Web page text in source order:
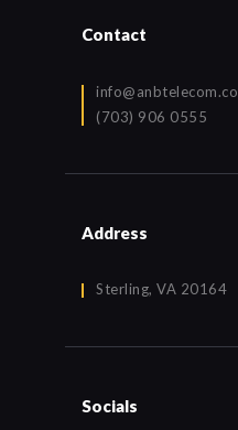
Contact
(703) 906 0555
Address
Sterling, VA 20164
Socials